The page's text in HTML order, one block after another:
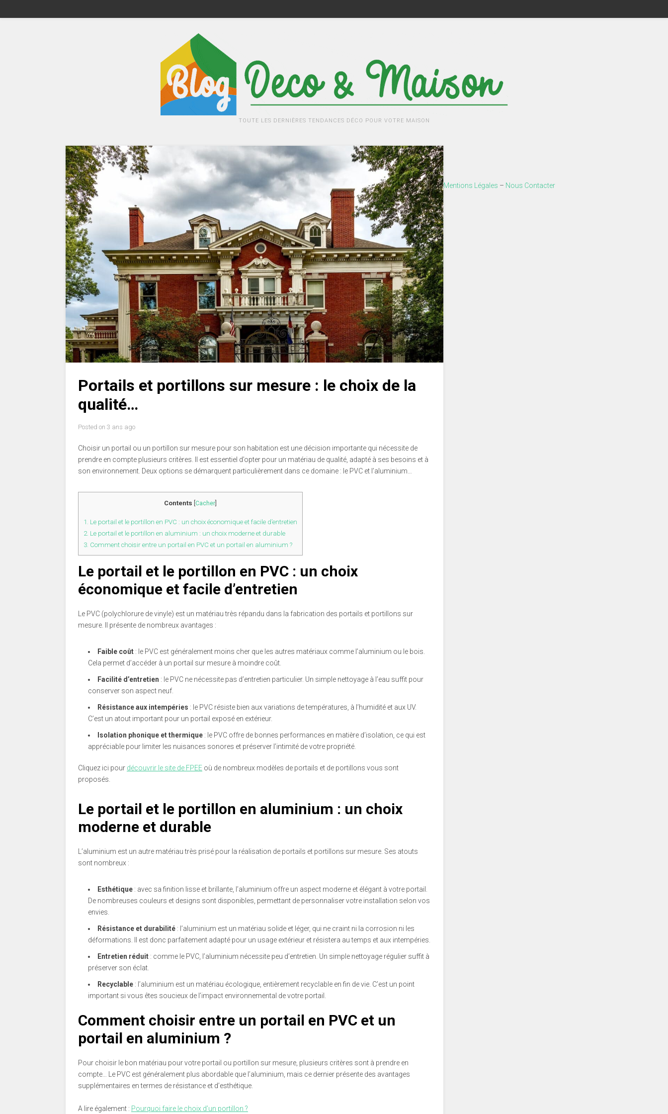
TOUTE LES DERNIÈRES TENDANCES DÉCO POUR VOTRE MAISON
Portails et portillons sur mesure : le choix de la
qualité…
Posted on 3 ans ago
Choisir un portail ou un portillon sur mesure pour son habitation est une décision importante qui nécessite de
prendre en compte plusieurs critères. Il est essentiel d’opter pour un matériau de qualité, adapté à ses besoins et à
son environnement. Deux options se démarquent particulièrement dans ce domaine : le PVC et l’aluminium…
Contents Cacher
1. Le portail et le portillon en PVC : un choix économique et facile d’entretien
2. Le portail et le portillon en aluminium : un choix moderne et durable
3. Comment choisir entre un portail en PVC et un portail en aluminium ?
Le portail et le portillon en PVC : un choix
économique et facile d’entretien
Le PVC (polychlorure de vinyle) est un matériau très répandu dans la fabrication des portails et portillons sur
mesure. Il présente de nombreux avantages :
Faible coût : le PVC est généralement moins cher que les autres matériaux comme l’aluminium ou le bois.
Cela permet d’accéder à un portail sur mesure à moindre coût.
Facilité d’entretien : le PVC ne nécessite pas d’entretien particulier. Un simple nettoyage à l’eau suffit pour
conserver son aspect neuf.
Résistance aux intempéries : le PVC résiste bien aux variations de températures, à l’humidité et aux UV.
C’est un atout important pour un portail exposé en extérieur.
Isolation phonique et thermique : le PVC offre de bonnes performances en matière d’isolation, ce qui est
appréciable pour limiter les nuisances sonores et préserver l’intimité de votre propriété.
Cliquez ici pour découvrir le site de FPEE où de nombreux modèles de portails et de portillons vous sont
proposés.
Le portail et le portillon en aluminium : un choix
moderne et durable
L’aluminium est un autre matériau très prisé pour la réalisation de portails et portillons sur mesure. Ses atouts
sont nombreux :
Esthétique : avec sa finition lisse et brillante, l’aluminium offre un aspect moderne et élégant à votre portail.
De nombreuses couleurs et designs sont disponibles, permettant de personnaliser votre installation selon vos
envies.
Résistance et durabilité : l’aluminium est un matériau solide et léger, qui ne craint ni la corrosion ni les
déformations. Il est donc parfaitement adapté pour un usage extérieur et résistera au temps et aux intempéries.
Entretien réduit : comme le PVC, l’aluminium nécessite peu d’entretien. Un simple nettoyage régulier suffit à
préserver son éclat.
Recyclable : l’aluminium est un matériau écologique, entièrement recyclable en fin de vie. C’est un point
important si vous êtes soucieux de l’impact environnemental de votre portail.
Comment choisir entre un portail en PVC et un
portail en aluminium ?
Pour choisir le bon matériau pour votre portail ou portillon sur mesure, plusieurs critères sont à prendre en
compte… Le PVC est généralement plus abordable que l’aluminium, mais ce dernier présente des avantages
supplémentaires en termes de résistance et d’esthétique.
A lire également : Pourquoi faire le choix d’un portillon ?
Mentions Légales – Nous Contacter